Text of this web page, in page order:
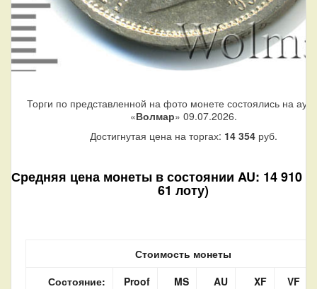
Торги по представленной на фото монете состоялись на
«Волмар» 09.07.2026.
Достигнутая цена на торгах: 14 354руб.
Средняя цена монеты в состоянии AU: 14 910
61 лоту)
Стоимость монеты
Состояние:
Proof MS AU XF
VF